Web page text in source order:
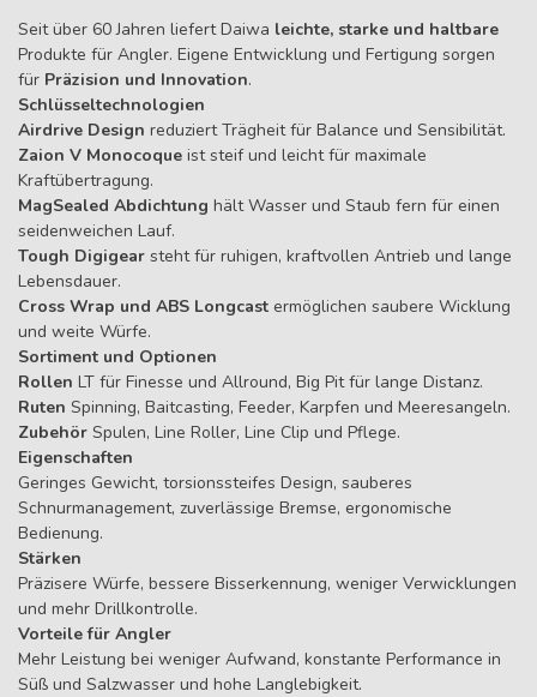
Seit über 60 Jahren liefert Daiwa leichte, starke und haltbare
Produkte für Angler. Eigene Entwicklung und Fertigung sorgen
für Präzision und Innovation.
Schlüsseltechnologien
Airdrive Design reduziert Trägheit für Balance und Sensibilität.
Zaion V Monocoque ist steif und leicht für maximale
Kraftübertragung.
MagSealed Abdichtung hält Wasser und Staub fern für einen
seidenweichen Lauf.
Tough Digigear steht für ruhigen, kraftvollen Antrieb und lange
Lebensdauer.
Cross Wrap und ABS Longcast ermöglichen saubere Wicklung
und weite Würfe.
Sortiment und Optionen
Rollen LT für Finesse und Allround, Big Pit für lange Distanz.
Ruten Spinning, Baitcasting, Feeder, Karpfen und Meeresangeln.
Zubehör Spulen, Line Roller, Line Clip und Pflege.
Eigenschaften
Geringes Gewicht, torsionssteifes Design, sauberes
Schnurmanagement, zuverlässige Bremse, ergonomische
Bedienung.
Stärken
Präzisere Würfe, bessere Bisserkennung, weniger Verwicklungen
und mehr Drillkontrolle.
Vorteile für Angler
Mehr Leistung bei weniger Aufwand, konstante Performance in
Süß und Salzwasser und hohe Langlebigkeit.